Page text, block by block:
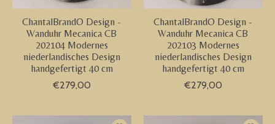
ChantalBrandO Design -
Wanduhr Mecanica CB
202104 Modernes
niederlandisches Design
handgefertigt 40 cm
€279,00
ChantalBrandO Design -
Wanduhr Mecanica CB
202103 Modernes
niederlandisches Design
handgefertigt 40 cm
€279,00